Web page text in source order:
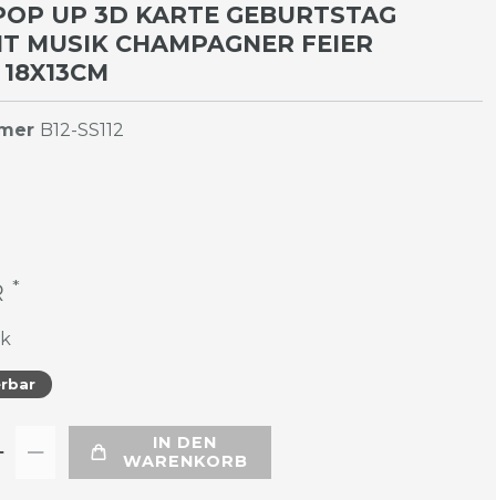
UP 3D KARTE GEBURTSTAG
MUSIK CHAMPAGNER FEIER
B12-SS112
*
IN DEN
WARENKORB